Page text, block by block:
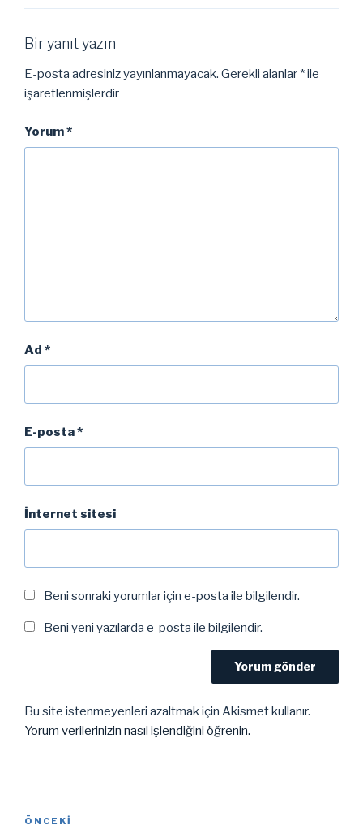
Bir yanıt yazın
E-posta adresiniz yayınlanmayacak. Gerekli alanlar *ile
işaretlenmişlerdir
Yorum*
Ad *
E-posta*
İnternet sitesi
Beni sonraki yorumlar için e-posta ile bilgilendir.
Beni yeni yazılarda e-posta ile bilgilendir.
Bu site istenmeyenleri azaltmak için Akismet kullanır.
Yorum verilerinizin nasıl işlendiğini öğrenin.
Yazı
Önceki
ÖNCEKI